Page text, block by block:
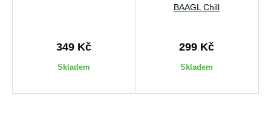
349 Kč
Skladem
BAAGL Chill
299 Kč
Skladem